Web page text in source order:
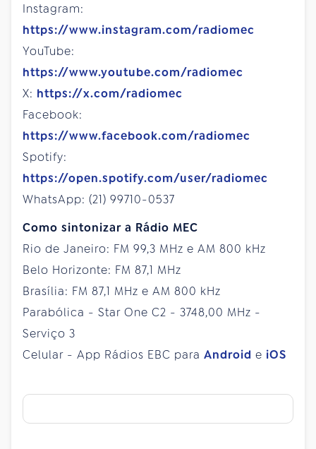
Instagram:
https://www.instagram.com/radiomec
YouTube:
https://www.youtube.com/radiomec
X: https://x.com/radiomec
Facebook:
https://www.facebook.com/radiomec
Spotify:
https://open.spotify.com/user/radiomec
WhatsApp: (21) 99710-0537
Como sintonizar a Rádio MEC
Rio de Janeiro: FM 99,3 MHz e AM 800 kHz
Belo Horizonte: FM 87,1 MHz
Brasília: FM 87,1 MHz e AM 800 kHz
Parabólica - Star One C2 - 3748,00 MHz -
Serviço 3
Celular - App Rádios EBC para Android e iOS